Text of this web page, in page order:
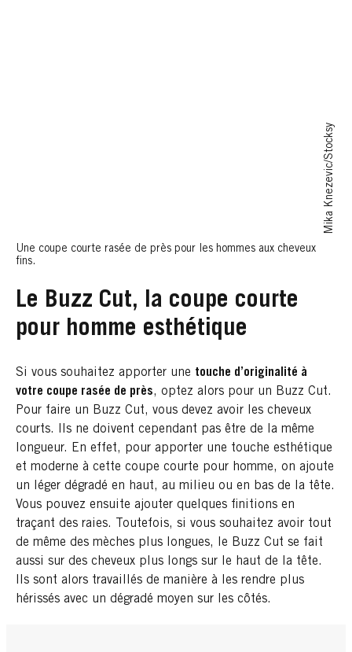
Mika Knezevic/Stocksy
Une coupe courte rasée de près pour les hommes aux cheveux
fins.
Le Buzz Cut, la coupe courte
pour homme esthétique
Si vous souhaitez apporter une touche d’originalité à
votre coupe rasée de près, optez alors pour un Buzz Cut.
Pour faire un Buzz Cut, vous devez avoir les cheveux
courts. Ils ne doivent cependant pas être de la même
longueur. En effet, pour apporter une touche esthétique
et moderne à cette coupe courte pour homme, on ajoute
un léger dégradé en haut, au milieu ou en bas de la tête.
Vous pouvez ensuite ajouter quelques finitions en
traçant des raies. Toutefois, si vous souhaitez avoir tout
de même des mèches plus longues, le Buzz Cut se fait
aussi sur des cheveux plus longs sur le haut de la tête.
Ils sont alors travaillés de manière à les rendre plus
hérissés avec un dégradé moyen sur les côtés.